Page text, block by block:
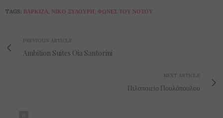
TAGS: ΒΆΡΚΙΖΑ ΝΊΚΟ ΞΥΛΟΎΡΗ ΦΩΝΈΣ ΤΟΥ ΝΌΤΟΥ
PREVIOUS ARTICLE
Ambition Suites Oia Santorini
NEXT ARTICLE
Πιλοποιείο Πουλόπουλου